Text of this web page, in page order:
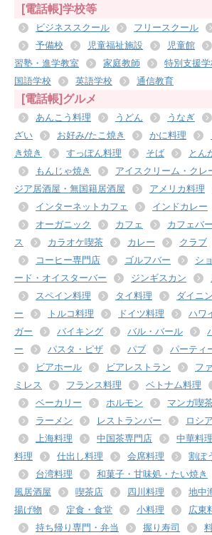
[電話帳]学校等
ビジネススクール フリースクール
予備校
児童福祉施設 児童館
習塾・進学教室
家庭教師 特別支援学
国語学校
英語学校 通信教育
[電話帳]グルメ
あんこう料理 うどん うなぎ
ざい
お好み/たこ焼き かに料理
き焼き
すっぽん料理 そば とん
もんじゃ焼き
アイスクリーム・クレ
ジア居酒屋・無国籍居酒屋
アメリカ料理
インターネットカフェ
インドカレー
オーガニック
カフェ カフェバー
ス
カラオケ喫茶 カレー クラブ
コーヒー専門店
ゴルフバー シ
ード・オイスターバー
ジンギスカン
スペイン料理
タイ料理 ダイニ
ー
トルコ料理 ドイツ料理 ハワ
ガー
バイキング バル・バール
ー
パスタ・ピザ パブ
パーティ
ビアホール
ビアレストラン フ
ミレス
フランス料理 ベトナム料理
ベーカリー
ホルモン マンガ喫
ラーメン
レストランバー ロシ
上海料理
中国茶専門店 中華料理
料理
仕出し料理 会席料理 割ぽ
台湾料理
和菓子・甘味処・たい焼き
風居酒屋
喫茶店 四川料理 地中
揚げ物
定食・食堂 小料理 広東
持ち帰り専門・弁当
握り寿司